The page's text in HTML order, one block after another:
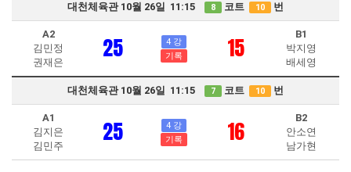
대천체육관 10월 26일 11:15 8 코트 10 번
A2
김민정
권재은
25
4 강
기록
15
B1
박지영
배세영
대천체육관 10월 26일 11:15 7 코트 10 번
A1
김지은
김민주
25
4 강
기록
16
B2
안소연
남가현